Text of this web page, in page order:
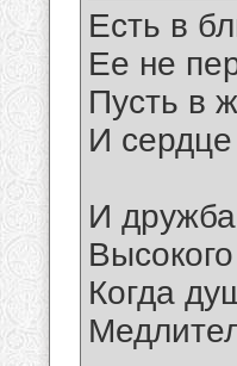
Есть в
Ее не
Пусть в
И
И
Когда